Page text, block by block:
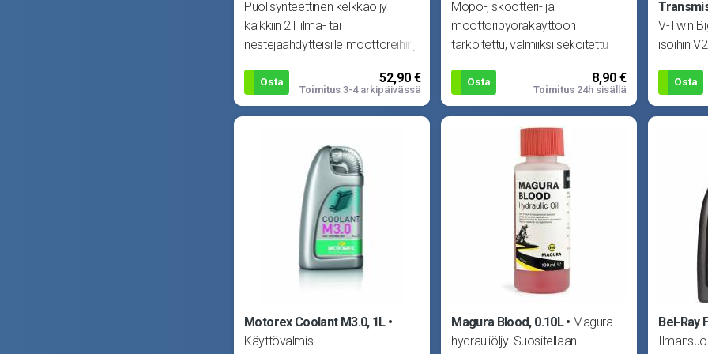
Puolisynteettinen kelkkaöljy
kaikkiin 2T ilma- tai
nestejäähdytteisille moottoreihin,
Osta 52,90 €
Toimitus 3-4 arkipäivässä
Mopo-, skootteri- ja
moottoripyöräkäyttöön
tarkoitettu, valmiiksi sekoitettu
Osta 8,90 €
Toimitus24h sisällä
V-Twin
isoihin
Osta
Motorex Coolant M3.0, 1L
Käyttövalmis
Magura Blood, 0.10L
Magura
hydrauliöljy. Suositellaan
Bel-Ray